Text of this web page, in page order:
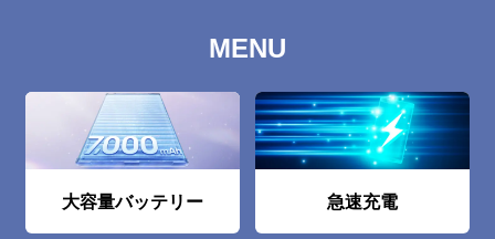
MENU
大容量バッテリー 急速充電